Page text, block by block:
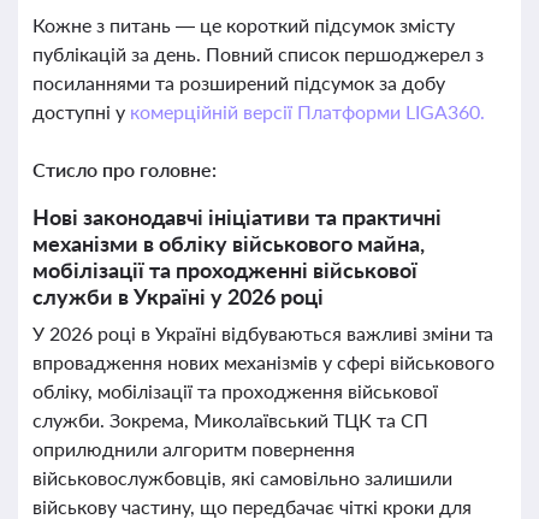
Кожне з питань — це короткий підсумок змісту
публікацій за день. Повний список першоджерел з
посиланнями та розширений підсумок за добу
доступні у комерційній версії Платформи LIGA360.
Стисло про головне:
Нові законодавчі ініціативи та практичні
механізми в обліку військового майна,
мобілізації та проходженні військової
служби в Україні у 2026 році
У 2026 році в Україні відбуваються важливі зміни та
впровадження нових механізмів у сфері військового
обліку, мобілізації та проходження військової
служби. Зокрема, Миколаївський ТЦК та СП
оприлюднили алгоритм повернення
військовослужбовців, які самовільно залишили
військову частину, що передбачає чіткі кроки для